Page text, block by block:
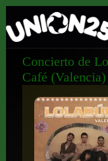
Concierto de
Café